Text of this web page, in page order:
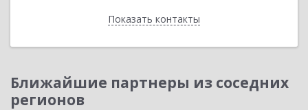
Показать контакты
Назад
Ближайшие партнеры из соседних
регионов